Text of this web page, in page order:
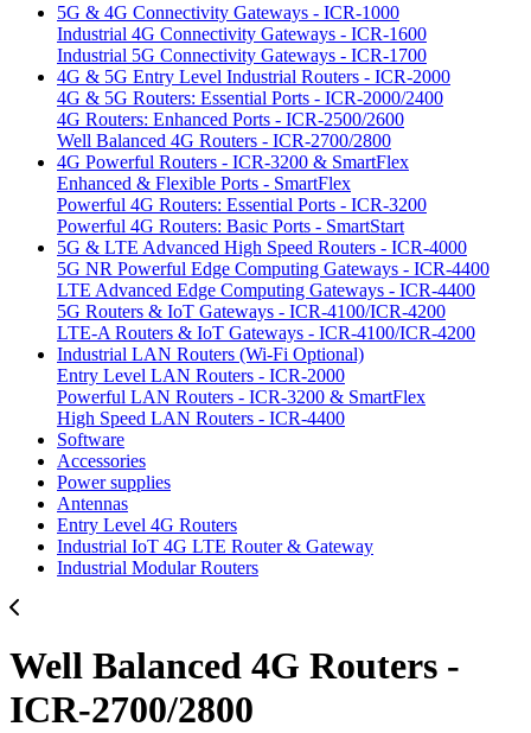
5G & 4G Connectivity Gateways - ICR-1000
Industrial 4G Connectivity Gateways - ICR-1600
Industrial 5G Connectivity Gateways - ICR-1700
4G & 5G Entry Level Industrial Routers - ICR-2000
4G & 5G Routers: Essential Ports - ICR-2000/2400
4G Routers: Enhanced Ports - ICR-2500/2600
Well Balanced 4G Routers - ICR-2700/2800
4G Powerful Routers - ICR-3200 & SmartFlex
Enhanced & Flexible Ports - SmartFlex
Powerful 4G Routers: Essential Ports - ICR-3200
Powerful 4G Routers: Basic Ports - SmartStart
5G & LTE Advanced High Speed Routers - ICR-4000
5G NR Powerful Edge Computing Gateways - ICR-4400
LTE Advanced Edge Computing Gateways - ICR-4400
5G Routers & IoT Gateways - ICR-4100/ICR-4200
LTE-A Routers & IoT Gateways - ICR-4100/ICR-4200
Industrial LAN Routers (Wi-Fi Optional)
Entry Level LAN Routers - ICR-2000
Powerful LAN Routers - ICR-3200 & SmartFlex
High Speed LAN Routers - ICR-4400
Software
Accessories
Power supplies
Antennas
Entry Level 4G Routers
Industrial IoT 4G LTE Router & Gateway
Industrial Modular Routers
Well Balanced 4G Routers -
ICR-2700/2800